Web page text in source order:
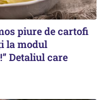
piure de cartofi
la modul
Detaliul care